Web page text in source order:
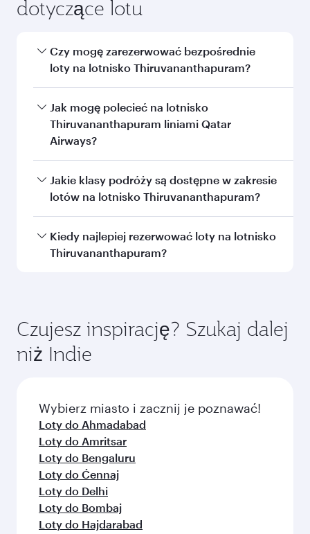
dotyczące lotu
Czy mogę zarezerwować bezpośrednie
loty na lotnisko Thiruvananthapuram?
Tak, Qatar Airways realizuje bezpośrednie loty
na lotnisko Thiruvananthapuram. Poszukaj
lotów na naszej stronie internetowej, aby
Jak mogę polecieć na lotnisko
Thiruvananthapuram liniami Qatar
Airways?
Na lotnisko możesz dolecieć
liniamiThiruvananthapuramQatar Airways
przyjemną przesiadką na międzynarodowym
lotnisku Hamad.
Jakie klasy podróży są dostępne w zakresie
lotów na lotnisko Thiruvananthapuram?
Dostępność klas podróży zależy od trasy i danej
linii lotniczej. W przypadku lotów
naszych partnerów dostępne mogą być różne
klasy. Prosimy o sprawdzenie szczegółów lotu
Kiedy najlepiej rezerwować loty na lotnisko
Thiruvananthapuram?
wybranym okresie podróży. Taryfy zależą od
aktualnego popytu, popularności trasy i
dostępności klas podróży.
Czujesz inspirację? Szukaj dalej
niż Indie
Wybierz miasto i zacznij je poznawać!
Loty do Ahmadabad
Loty do Amritsar
Loty do Bengaluru
Loty do Ćennaj
Loty do Delhi
Loty do Bombaj
Loty do Hajdarabad